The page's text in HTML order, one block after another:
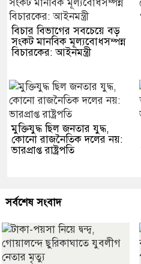
বিচার বিভাগের সবচেয়ে বড়
সংকট মানবিক মূল্যবোধসম্পন্ন
বিচারকের: আইনমন্ত্রী
মুক্তিযুদ্ধ ছিল জনতার যুদ্ধ,
কোনো রাজনৈতিক দলের নয়:
ভারপ্রাপ্ত রাষ্ট্রপতি
সর্বশেষ সংবাদ